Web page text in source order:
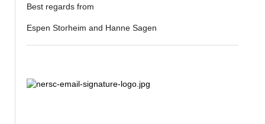
Best regards from
Espen Storheim and Hanne Sagen